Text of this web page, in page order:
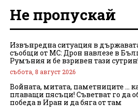
Не пропускай
Извънредна ситуация в
съобщи от МС: Дрон навлезе в
Румъния и бе взривен тази сутрин!
събота, 8 август 2026
Войната, митата, паметниците …
плаващи пясъци! Съветват го да
победа в Иран и да бяга от там